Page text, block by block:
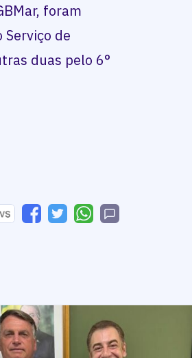
foram
de
duas pelo 6°